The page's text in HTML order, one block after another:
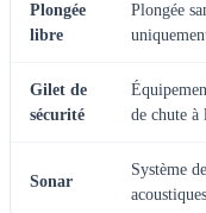
Plongée
libre
Plongée
Gilet de
sécurité
de chute à
Sonar
Système